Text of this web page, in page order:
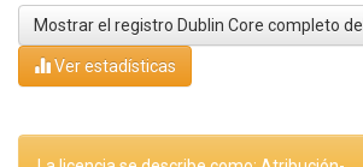
Mostrar el registro Dublin Core completo
Ver estadísticas